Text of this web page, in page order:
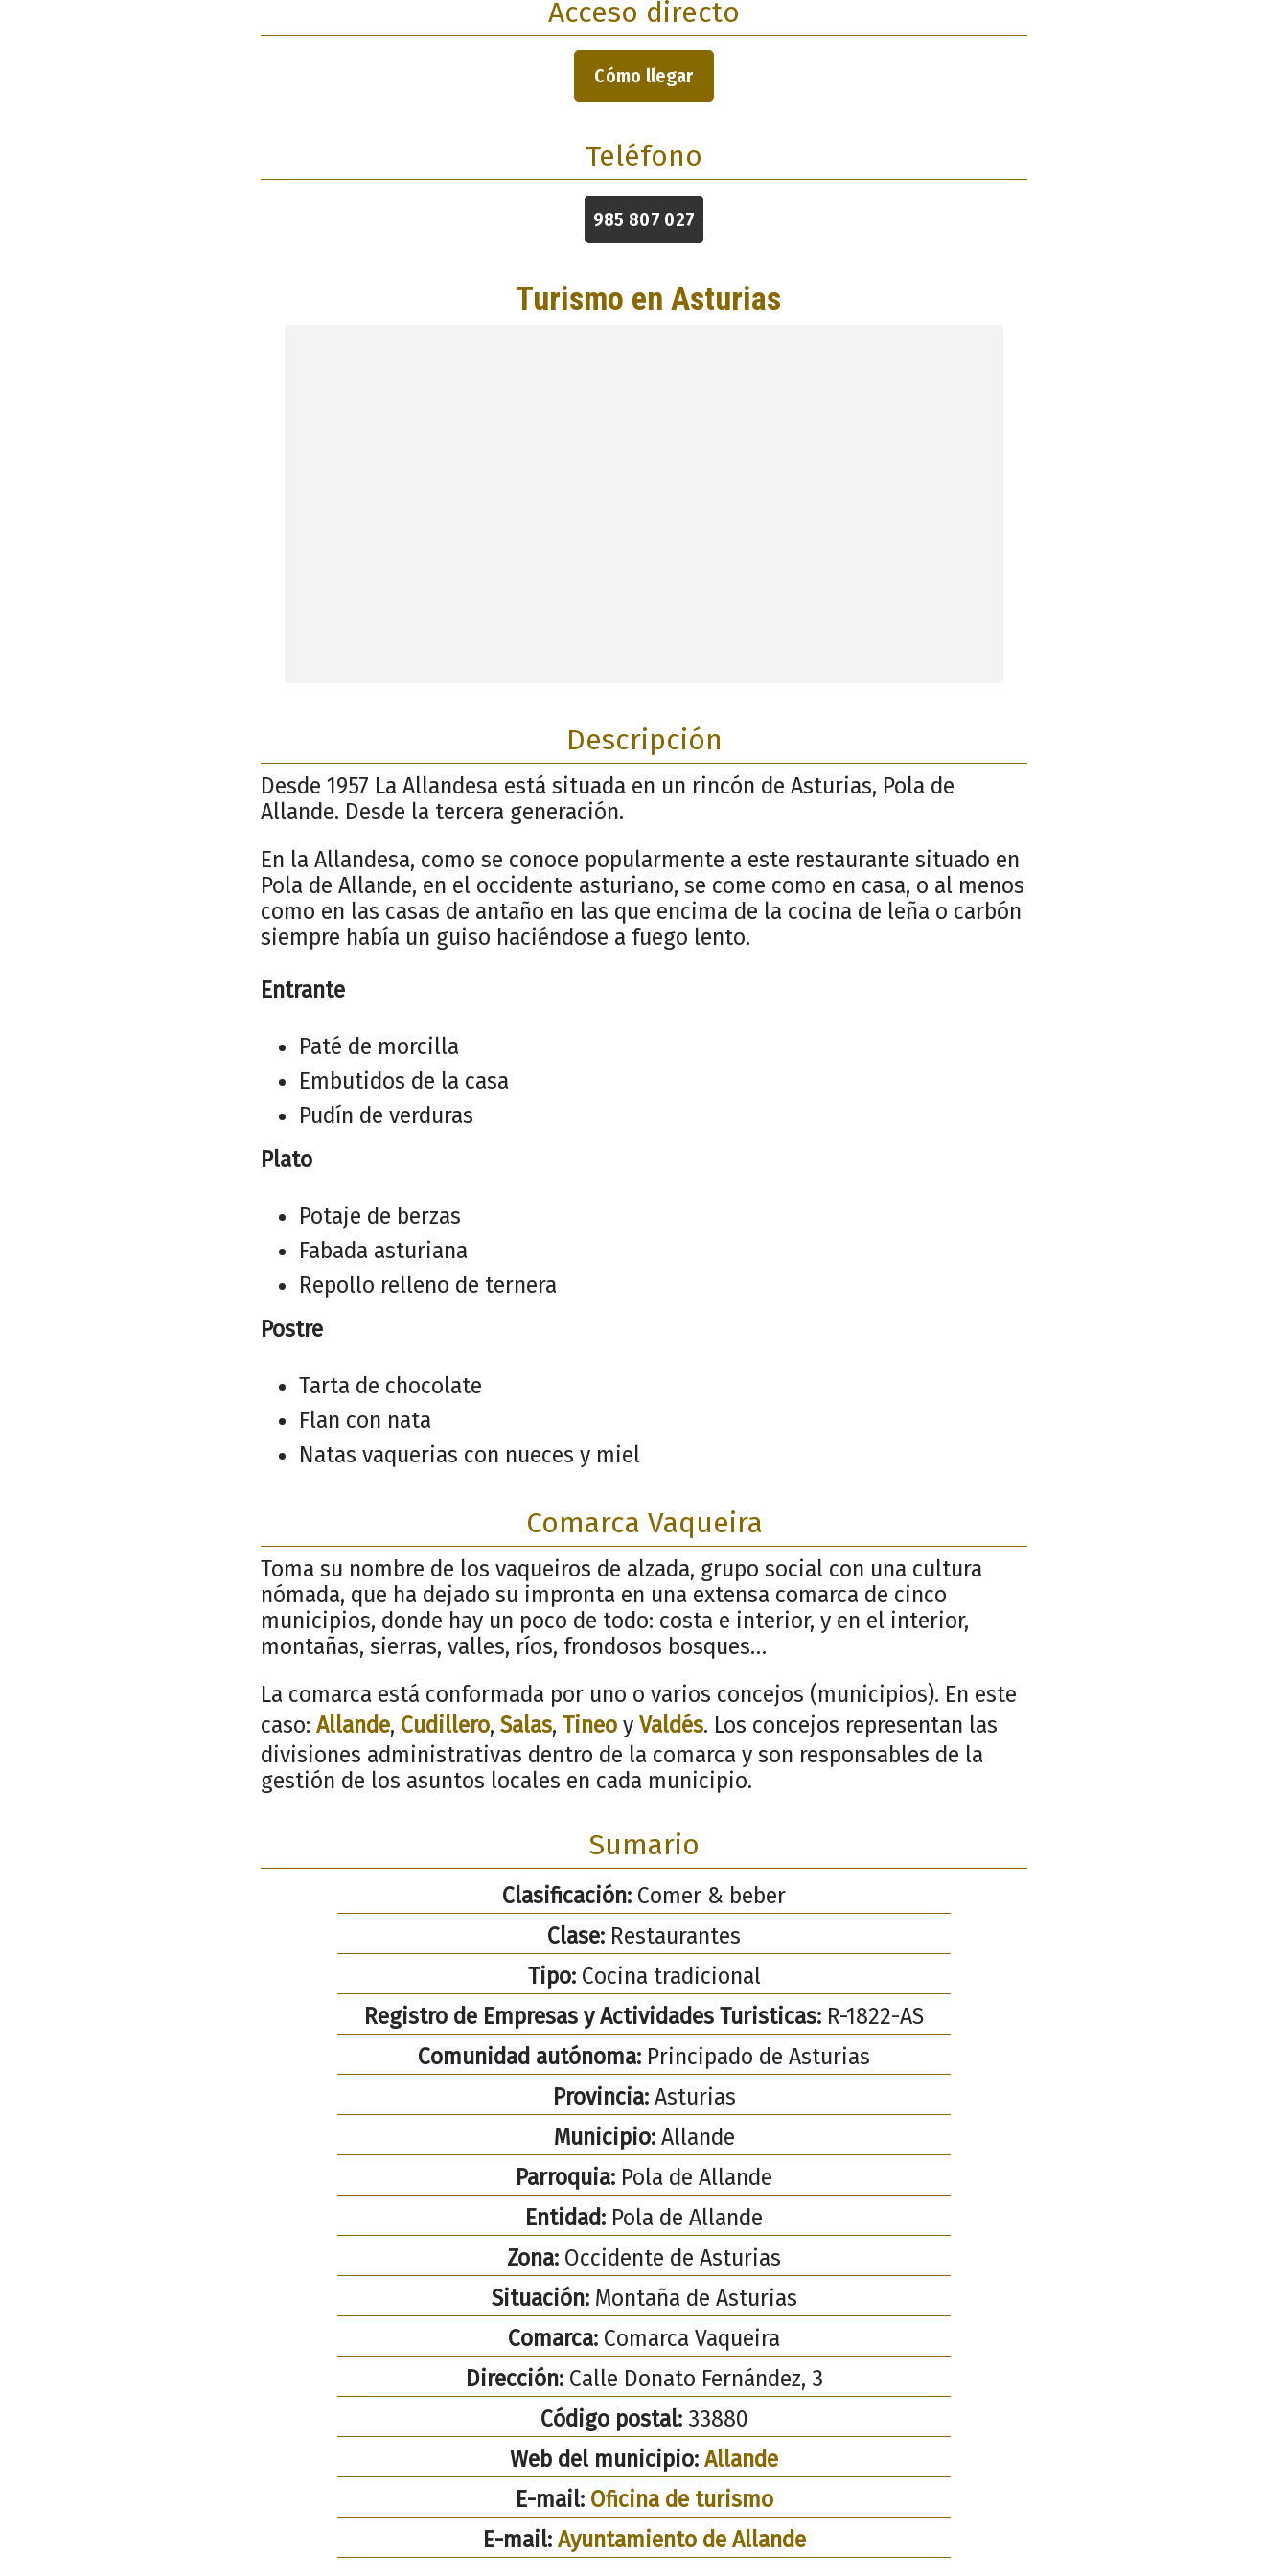
Acceso directo
Cómo llegar
Teléfono
985 807 027
Descripción
Desde 1957 La Allandesa está situada en un rincón de Asturias, Pola de
Allande. Desde la tercera generación.
En la Allandesa, como se conoce popularmente a este restaurante situado en
Pola de Allande, en el occidente asturiano, se come como en casa, o al menos
como en las casas de antaño en las que encima de la cocina de leña o carbón
siempre había un guiso haciéndose a fuego lento.
Entrante
Paté de morcilla
Embutidos de la casa
Pudín de verduras
Plato
Potaje de berzas
Fabada asturiana
Repollo relleno de ternera
Postre
Tarta de chocolate
Flan con nata
Natas vaquerias con nueces y miel
Comarca Vaqueira
Toma su nombre de los vaqueiros de alzada, grupo social con una cultura
nómada, que ha dejado su impronta en una extensa comarca de cinco
municipios, donde hay un poco de todo: costa e interior, y en el interior,
montañas, sierras, valles, ríos, frondosos bosques…
La comarca está conformada por uno o varios concejos (municipios). En este
caso: Allande, Cudillero, Salas, Tineo y Valdés. Los concejos representan las
divisiones administrativas dentro de la comarca y son responsables de la
gestión de los asuntos locales en cada municipio.
Sumario
Clasificación: Comer & beber
Clase: Restaurantes
Tipo:Cocina tradicional
Registro de Empresas y Actividades Turisticas: R-1822-AS
Comunidad autónoma: Principado de Asturias
Provincia:Asturias
Municipio:Allande
Parroquia: Pola de Allande
Entidad: Pola de Allande
Zona: Occidente de Asturias
Situación:Montaña de Asturias
Comarca: Comarca Vaqueira
Dirección:Calle Donato Fernández, 3
Código postal:33880
Web del municipio: Allande
E-mail: Oficina de turismo
E-mail: Ayuntamiento de Allande